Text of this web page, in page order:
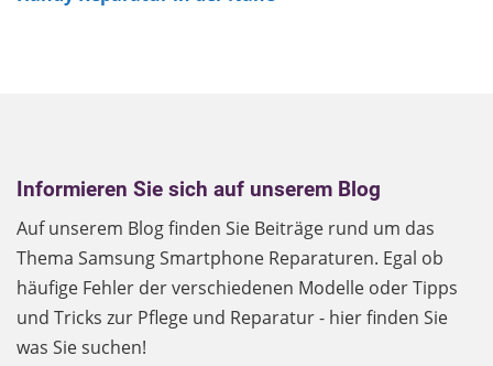
Informieren Sie sich auf unserem Blog
Auf unserem Blog finden Sie Beiträge rund um das
Thema Samsung Smartphone Reparaturen. Egal ob
häufige Fehler der verschiedenen Modelle oder Tipps
und Tricks zur Pflege und Reparatur - hier finden Sie
was Sie suchen!